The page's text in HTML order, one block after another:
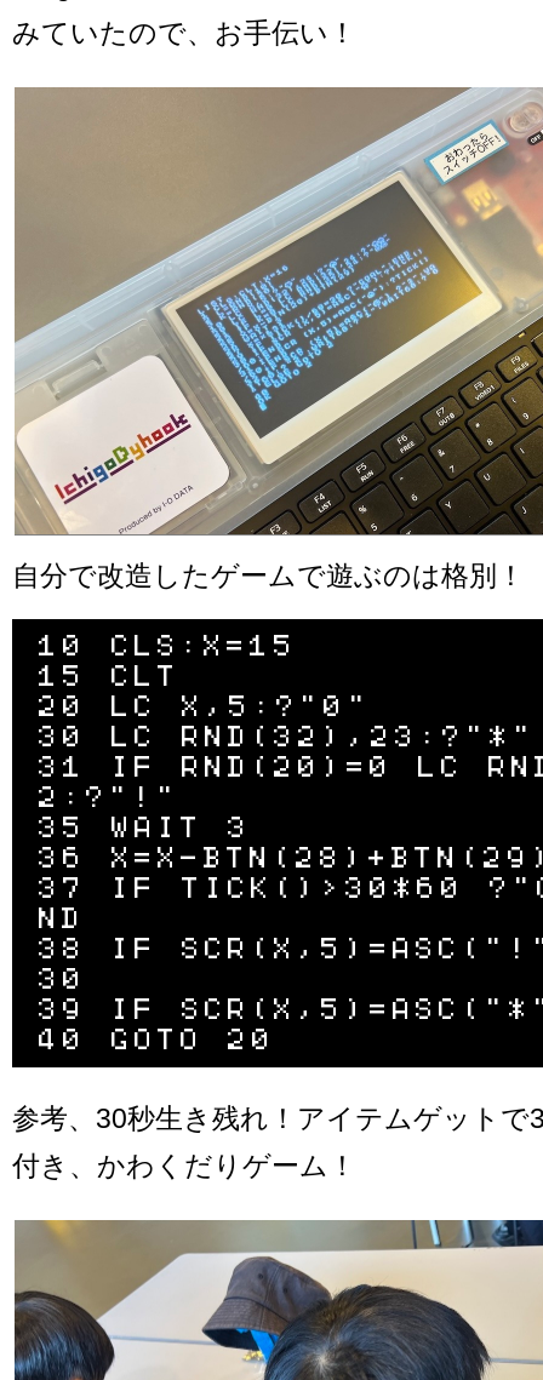
みていたので、お手伝い！
自分で改造したゲームで遊ぶのは格別！
10 CLS:X=15
15 CLT
20 LC X,5:?"0"
30 LC RND(32),23:?"*"
31 IF RND(20)=0 LC
2:?"!"
35 WAIT 3
36 X=X-
37 IF TICK()>30*60
ND
38 IF
30
39 IF
参考、30秒生き残れ！アイテムゲットで
付き、かわくだりゲーム！